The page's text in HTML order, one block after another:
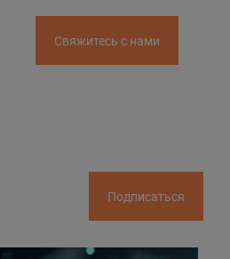
Свяжитесь с нами
Подписаться